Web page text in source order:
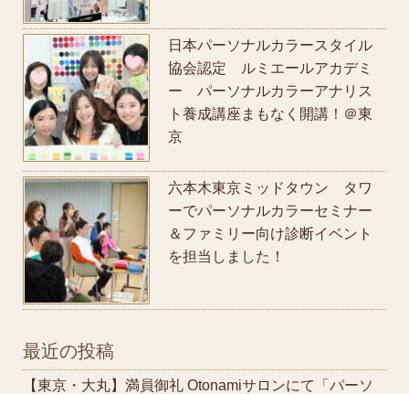
日本パーソナルカラースタイル
協会認定 ルミエールアカデミ
ー パーソナルカラーアナリス
ト養成講座まもなく開講！＠東
京
六本木東京ミッドタウン タワ
ーでパーソナルカラーセミナー
＆ファミリー向け診断イベント
を担当しました！
最近の投稿
【東京・大丸】満員御礼 Otonamiサロンにて「パーソ